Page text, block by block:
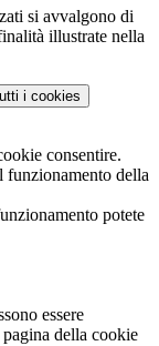
si avvalgono di
illustrate nella
i cookies
consentire.
funzionamento della
potete
essere
della cookie